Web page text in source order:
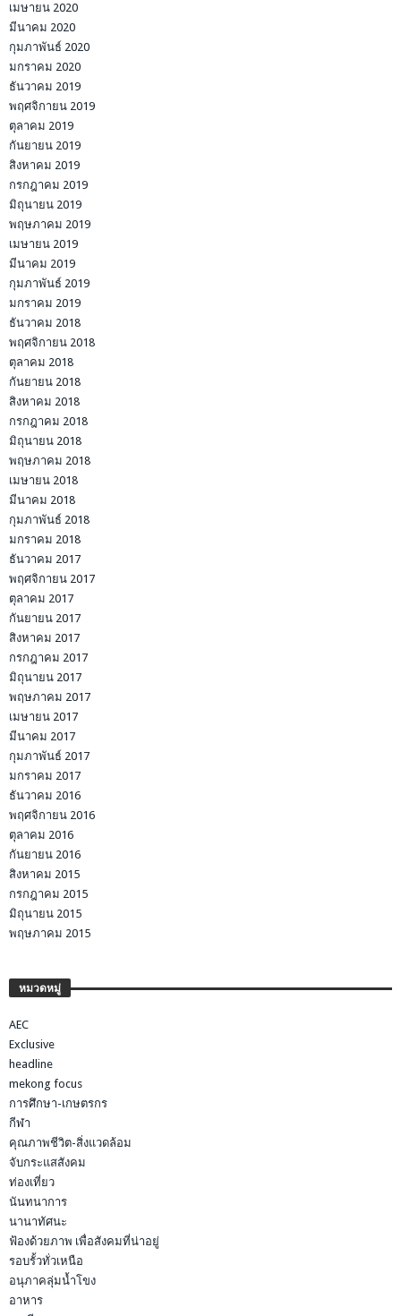
เมษายน 2020
มีนาคม 2020
กุมภาพันธ์ 2020
มกราคม 2020
ธันวาคม 2019
พฤศจิกายน 2019
ตุลาคม 2019
กันยายน 2019
สิงหาคม 2019
กรกฎาคม 2019
มิถุนายน 2019
พฤษภาคม 2019
เมษายน 2019
มีนาคม 2019
กุมภาพันธ์ 2019
มกราคม 2019
ธันวาคม 2018
พฤศจิกายน 2018
ตุลาคม 2018
กันยายน 2018
สิงหาคม 2018
กรกฎาคม 2018
มิถุนายน 2018
พฤษภาคม 2018
เมษายน 2018
มีนาคม 2018
กุมภาพันธ์ 2018
มกราคม 2018
ธันวาคม 2017
พฤศจิกายน 2017
ตุลาคม 2017
กันยายน 2017
สิงหาคม 2017
กรกฎาคม 2017
มิถุนายน 2017
พฤษภาคม 2017
เมษายน 2017
มีนาคม 2017
กุมภาพันธ์ 2017
มกราคม 2017
ธันวาคม 2016
พฤศจิกายน 2016
ตุลาคม 2016
กันยายน 2016
สิงหาคม 2015
กรกฎาคม 2015
มิถุนายน 2015
พฤษภาคม 2015
หมวดหมู่
AEC
Exclusive
headline
mekong focus
การศึกษา-เกษตรกร
กีฬา
คุณภาพชีวิต-สิ่งแวดล้อม
จับกระแสสังคม
ท่องเที่ยว
นันทนาการ
นานาทัศนะ
ฟ้องด้วยภาพ เพื่อสังคมที่น่าอยู่
รอบรั้วทั่วเหนือ
อนุภาคลุ่มน้ำโขง
อาหาร